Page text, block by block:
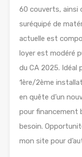
60 couverts, ainsi
suréquipé de
actuelle est
loyer est modéré
du CA 2025. Idéal
1ère/2ème
en quête d’un
pour financement
besoin.
mon site pour